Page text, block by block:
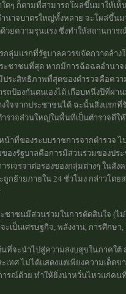
ดๆ ก็ตามที่สามารถโผล่ขึ้นมาให้เ
าจบาตรใหญ่ทั้งหลาย จะโผล่ขึ้น
วยความรุนแรง ซึ่งทำให้สถานการณ์
กลุ่มแรกที่รัฐบาลควรขจัดกวาดล้า
ะชาชนที่สุด หากมีการฉ้อฉลอำนา
ระสิทธิภาพที่สุดของตำรวจคือควา
รถป้องกันตนเองได้ เกือบหนึ่งปีที่ผ่
งใจจากประชาชนได้ ฉะนั้นสิ่งแรก
รวจส่วนใหญ่ในพื้นที่เป็นตำรวจดีใ
น้าที่ของระบบราชการจากตำรวจ
ของรัฐบาลคือการมีส่วนร่วมของป
ารเจรจาต่อรองของกลุ่มต่างๆ ใน
กย้ายภายใน 24 ชั่วโมง กล่าวโดย
ชาชนมีส่วนร่วมในการตัดสินใจ (ไ
เป็นเศรษฐกิจ, พลังงาน, การศึกษา
ที่จะนำไปสู่ความสงบสุขในภาคใต้
เทศ ไม่ได้แสดงแต่เพียงความเด็
รณ์ด้วย ทำให้ยิ่งน่าหวั่นไหวแก่คน